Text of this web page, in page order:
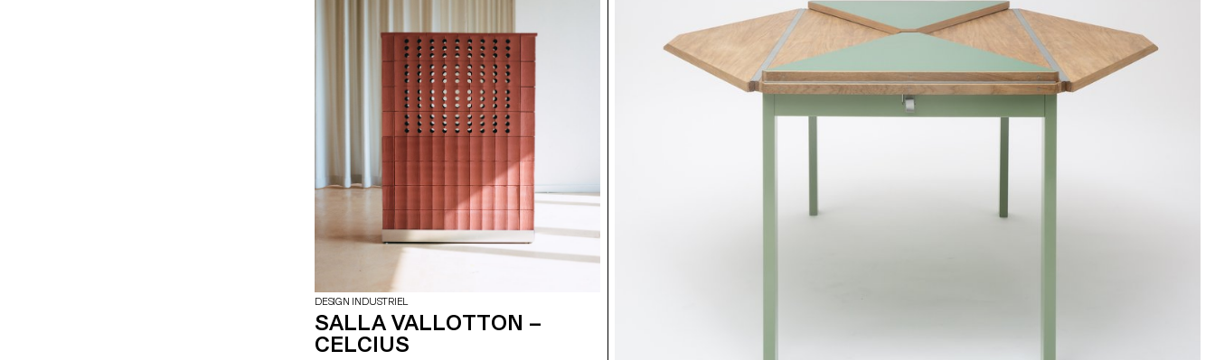
acoustiques. La structure repose sur des profilés
et des tôles d'aluminium standard, ce qui permet
une adaptation facile aux différentes dimensions
des fenêtres et une intégration parfaite dans les
cadres de la façade. Les volets sont dépourvus
de tout élément superflu ; la quincaillerie est
dissimulée dans les profilés, ce qui donne un
objet neutre qui évoque le silence tant sur le plan
DESIGN INDUSTRIEL
SALLA VALLOTTON –
CELCIUS